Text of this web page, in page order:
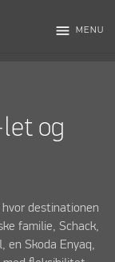
menu MENU
og
destinationen
familie, Schack,
en Skoda Enyaq,